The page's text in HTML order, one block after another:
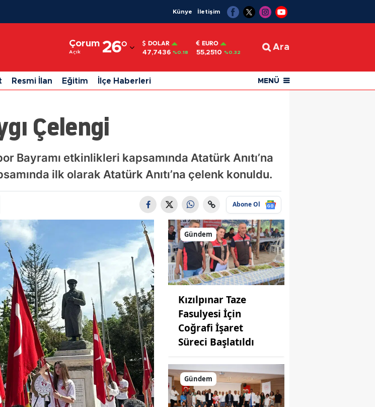
Künye İletişim
Çorum
Açık 26°
Adıyaman
Afyonkarahisar
Ağrı
Ankara
Antalya
Artvin
Bingöl
Bolu
Burdur
Bursa
Çanakkale
Çankırı
Çorum
DOLAR
47,7436 %0.18
EURO
55,2510 %0.32
Ara
Resmi İlan Eğitim İlçe Haberleri MENÜ
Çelengi
Bayramı etkinlikleri kapsamında Atatürk Anıtı’na
ilk olarak Atatürk Anıtı’na çelenk konuldu.
Abone Ol
Gündem
Kızılpınar Taze
Fasulyesi İçin
Coğrafi İşaret
Süreci Başlatıldı
Gündem